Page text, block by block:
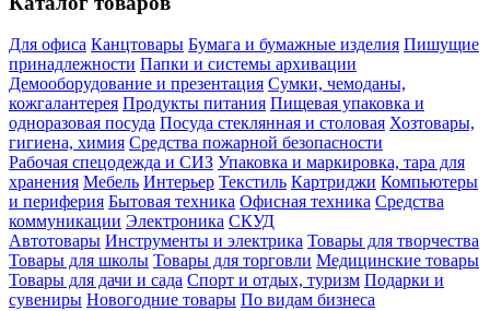
Для офиса Канцтовары Бумага и бумажные изделия Пишущие
принадлежности Папки и системы архивации
Демооборудование и презентация Сумки, чемоданы,
кожгалантерея Продукты питания Пищевая упаковка и
одноразовая посуда Посуда стеклянная и столовая Хозтовары,
гигиена, химия Средства пожарной безопасности
Рабочая спецодежда и СИЗ Упаковка и маркировка, тара для
хранения Мебель Интерьер Текстиль Картриджи Компьютеры
и периферия Бытовая техника Офисная техника Средства
коммуникации Электроника СКУД
Автотовары Инструменты и электрика Товары для творчества
Товары для школы Товары для торговли Медицинские товары
Товары для дачи и сада Спорт и отдых, туризм Подарки и
сувениры Новогодние товары По видам бизнеса